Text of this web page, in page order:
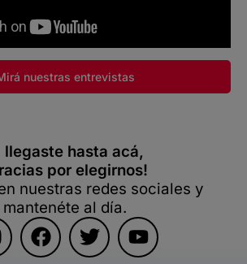
nuestras entrevistas
llegaste hasta acá,
por elegirnos!
nuestras redes sociales y
mantenéte al día.